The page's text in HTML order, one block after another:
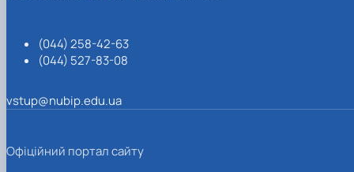
(044) 258-42-63
(044) 527-83-08
vstup@nubip.edu.ua
Офіційний портал сайту